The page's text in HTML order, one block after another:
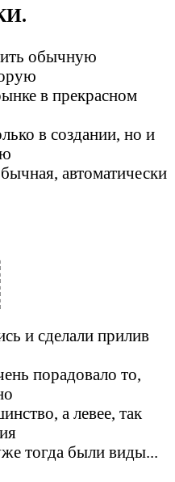
обычную
в прекрасном
в создании, но и
автоматически
и сделали прилив
порадовало то,
а левее, так
тогда были виды...